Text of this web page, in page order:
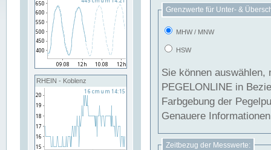
RHEIN - Koblenz
Grenzwerte für Unter- &
MHW / MNW
HSW
Sie können
PEGELONLINE in Beziehung
Farbgebung der
Genauere
Zeitbezug der Messwerte: